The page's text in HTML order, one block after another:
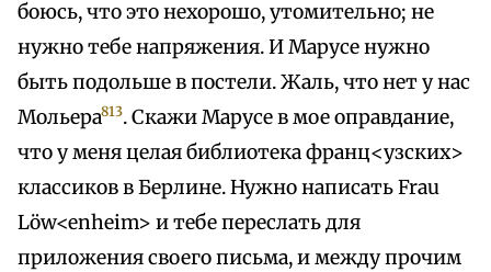
боюсь, что это нехорошо, утомительно; не
нужно тебе напряжения. И Марусе нужно
быть подольше в постели. Жаль, что нет у нас
Мольера813. Скажи Марусе в мое оправдание,
что у меня целая библиотека франц<узских>
классиков в Берлине. Нужно написать Frau
Löw<enheim> и тебе переслать для
приложения своего письма, и между прочим